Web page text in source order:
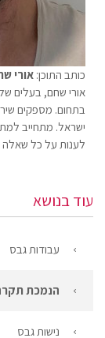
כותב התוכן: אורי
בתחום. מספקים
ישראל. מתחייב
לענות על כל שאלה
עוד בנושא
עבודות גבס
הנמכת
נישות גבס